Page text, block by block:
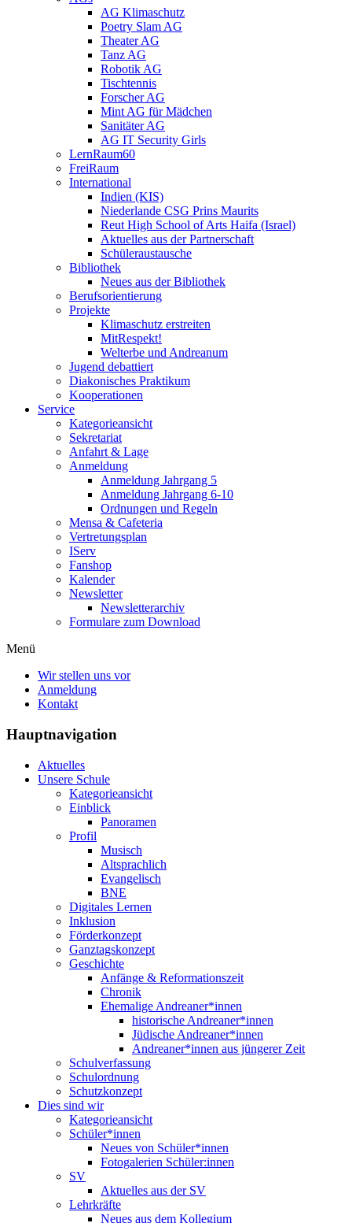
AG Klimaschutz
Poetry Slam AG
Theater AG
Tanz AG
Robotik AG
Tischtennis
Forscher AG
Mint AG für Mädchen
Sanitäter AG
AG IT Security Girls
LernRaum60
FreiRaum
International
Indien (KIS)
Niederlande CSG Prins Maurits
Reut High School of Arts Haifa (Israel)
Aktuelles aus der Partnerschaft
Schüleraustausche
Bibliothek
Neues aus der Bibliothek
Berufsorientierung
Projekte
Klimaschutz erstreiten
MitRespekt!
Welterbe und Andreanum
Jugend debattiert
Diakonisches Praktikum
Kooperationen
Service
Kategorieansicht
Sekretariat
Anfahrt & Lage
Anmeldung
Anmeldung Jahrgang 5
Anmeldung Jahrgang 6-10
Ordnungen und Regeln
Mensa & Cafeteria
Vertretungsplan
IServ
Fanshop
Kalender
Newsletter
Newsletterarchiv
Formulare zum Download
Menü
Wir stellen uns vor
Anmeldung
Kontakt
Hauptnavigation
Aktuelles
Unsere Schule
Kategorieansicht
Einblick
Panoramen
Profil
Musisch
Altsprachlich
Evangelisch
BNE
Digitales Lernen
Inklusion
Förderkonzept
Ganztagskonzept
Geschichte
Anfänge & Reformationszeit
Chronik
Ehemalige Andreaner*innen
historische Andreaner*innen
Jüdische Andreaner*innen
Andreaner*innen aus jüngerer Zeit
Schulverfassung
Schulordnung
Schutzkonzept
Dies sind wir
Kategorieansicht
Schüler*innen
Neues von Schüler*innen
Fotogalerien Schüler:innen
SV
Aktuelles aus der SV
Lehrkräfte
Neues aus dem Kollegium